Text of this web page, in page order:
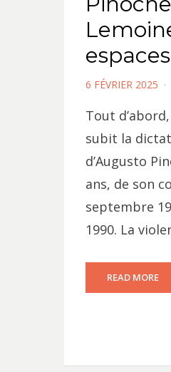
POSTED
6 FÉVRIER 2025
Tout
subit la
d’Augusto
ans, de son
septembre
1990. La
READ MORE